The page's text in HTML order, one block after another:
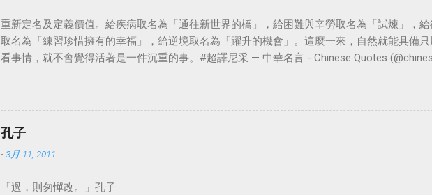
重新定名及定義價值。給疾病取名為「通往新世界的橋」，給困難與辛勞取名為「試煉」，
取名為「練習珍惜擁有的幸福」，給逆境取名為「躍升的機會」。這麼一來，自然就能具備
看事情，就不會覺得活著是一件沉重的事。#超譯尼采 — 中華名言 - Chinese Quotes
孔子
-3月 11, 2011
「過，則匆憚改。」孔子